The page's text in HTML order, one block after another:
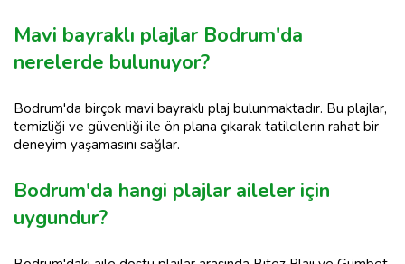
Mavi bayraklı plajlar Bodrum'da
nerelerde bulunuyor?
Bodrum'da birçok mavi bayraklı plaj bulunmaktadır. Bu plajlar,
temizliği ve güvenliği ile ön plana çıkarak tatilcilerin rahat bir
deneyim yaşamasını sağlar.
Bodrum'da hangi plajlar aileler için
uygundur?